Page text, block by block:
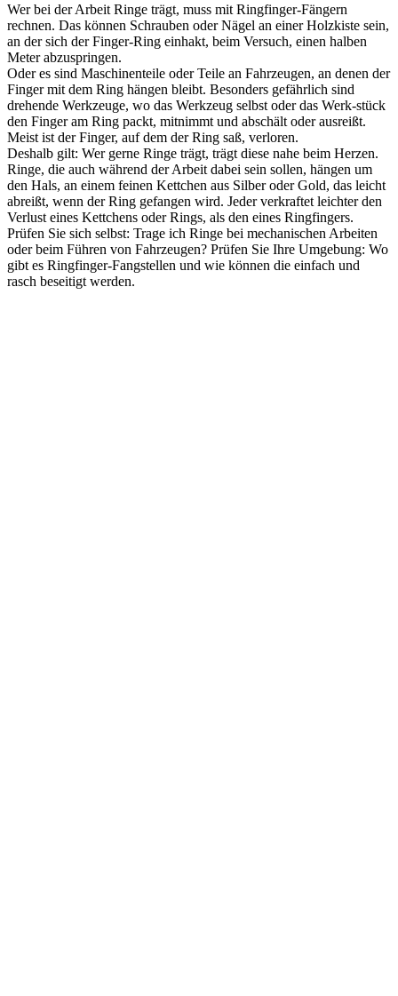
Wer bei der Arbeit Ringe trägt, muss mit Ringfinger-Fängern
rechnen. Das können Schrauben oder Nägel an einer Holzkiste sein,
an der sich der Finger-Ring einhakt, beim Versuch, einen halben
Meter abzuspringen.
Oder es sind Maschinenteile oder Teile an Fahrzeugen, an denen der
Finger mit dem Ring hängen bleibt. Besonders gefährlich sind
drehende Werkzeuge, wo das Werkzeug selbst oder das Werk-stück
den Finger am Ring packt, mitnimmt und abschält oder ausreißt.
Meist ist der Finger, auf dem der Ring saß, verloren.
Deshalb gilt: Wer gerne Ringe trägt, trägt diese nahe beim Herzen.
Ringe, die auch während der Arbeit dabei sein sollen, hängen um
den Hals, an einem feinen Kettchen aus Silber oder Gold, das leicht
abreißt, wenn der Ring gefangen wird. Jeder verkraftet leichter den
Verlust eines Kettchens oder Rings, als den eines Ringfingers.
Prüfen Sie sich selbst: Trage ich Ringe bei mechanischen Arbeiten
oder beim Führen von Fahrzeugen? Prüfen Sie Ihre Umgebung: Wo
gibt es Ringfinger-Fangstellen und wie können die einfach und
rasch beseitigt werden.